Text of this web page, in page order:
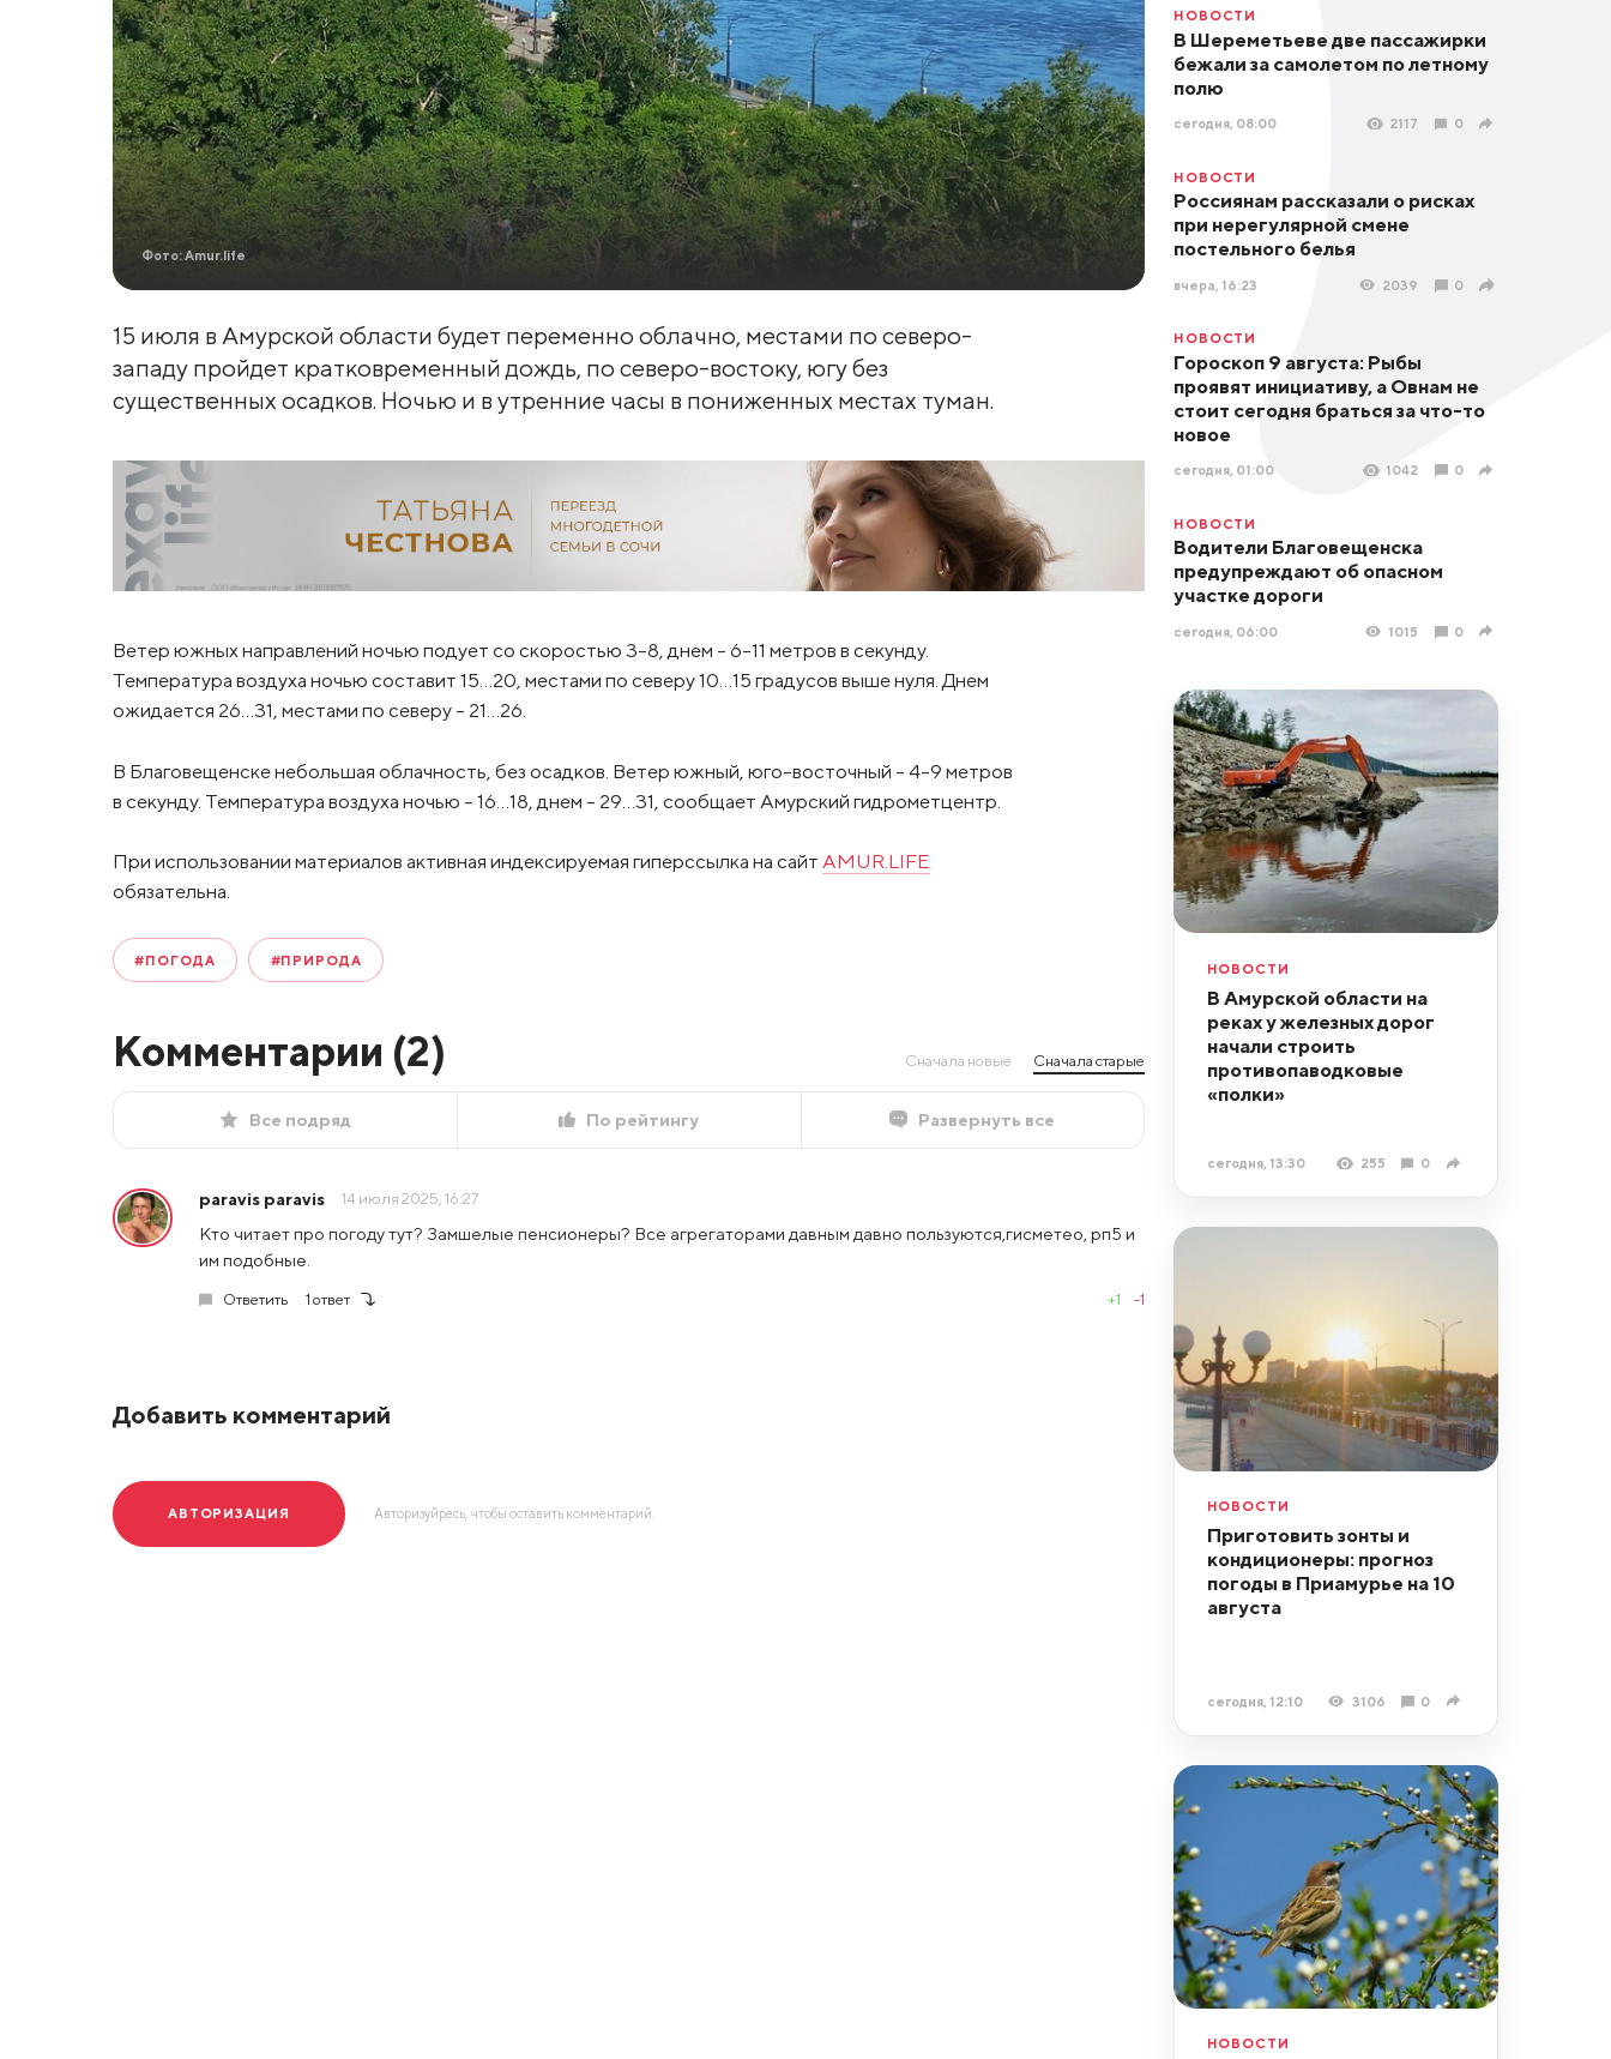
Фото: Amur.life
15 июля в Амурской области будет переменно облачно, местами по северо-
западу пройдет кратковременный дождь, по северо-востоку, югу без
существенных осадков. Ночью и в утренние часы в пониженных местах туман.
Ветер южных направлений ночью подует со скоростью 3-8, днем – 6-11 метров в секунду.
Температура воздуха ночью составит 15…20, местами по северу 10…15 градусов выше нуля. Днем
ожидается 26…31, местами по северу – 21…26.
В Благовещенске небольшая облачность, без осадков. Ветер южный, юго-восточный – 4-9 метров
в секунду. Температура воздуха ночью – 16…18, днем – 29…31, сообщает Амурский гидрометцентр.
При использовании материалов активная индексируемая гиперссылка на сайт AMUR.LIFE
обязательна.
#ПОГОДА #ПРИРОДА
Комментарии (2) Сначала новые Сначала старые
Все подряд По рейтингу Развернуть все
paravis paravis 14 июля 2025, 16:27
Кто читает про погоду тут? Замшелые пенсионеры? Все агрегаторами давным давно пользуются,гисметео, рп5 и
им подобные.
Ответить 1 ответ +1 -1
Добавить комментарий
АВТОРИЗАЦИЯ Авторизуйресь, чтобы оставить комментарий.
НОВОСТИ
В Шереметьеве две пассажирки
бежали за самолетом по летному
полю
сегодня, 08:00 2117 0
НОВОСТИ
Россиянам рассказали о рисках
при нерегулярной смене
постельного белья
вчера, 16:23 2039 0
НОВОСТИ
Гороскоп 9 августа: Рыбы
проявят инициативу, а Овнам не
стоит сегодня браться за что-то
новое
сегодня, 01:00 1042 0
НОВОСТИ
Водители Благовещенска
предупреждают об опасном
участке дороги
сегодня, 06:00 1015 0
НОВОСТИ
В Амурской области на
реках у железных дорог
начали строить
противопаводковые
«полки»
сегодня, 13:30 255 0
НОВОСТИ
Приготовить зонты и
кондиционеры: прогноз
погоды в Приамурье на 10
августа
сегодня, 12:10 3106 0
НОВОСТИ